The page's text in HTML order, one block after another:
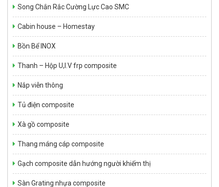
Song Chắn Rắc Cường Lực Cao SMC
Cabin house – Homestay
Bồn Bể INOX
Thanh – Hộp U,I.V frp composite
Nắp viễn thông
Tủ điện composite
Xà gồ composite
Thang máng cáp composite
Gạch composite dẫn hướng người khiếm thị
Sàn Grating nhựa composite
NHỰA KHÁNG HÓA CHẤT SWANCOR 901-3
Bể tự hoại Septic tank 1,5 m3
Giá: Liên hệ